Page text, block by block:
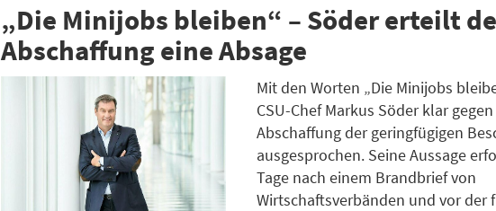
„Die Minijobs bleiben“ – Söder erteilt
Abschaffung eine Absage
Mit den Worten „Die Minijobs
CSU-Chef Markus Söder klar
Abschaffung der geringfügigen
ausgesprochen. Seine Aussage
Tage nach einem Brandbrief von
Wirtschaftsverbänden und vor der